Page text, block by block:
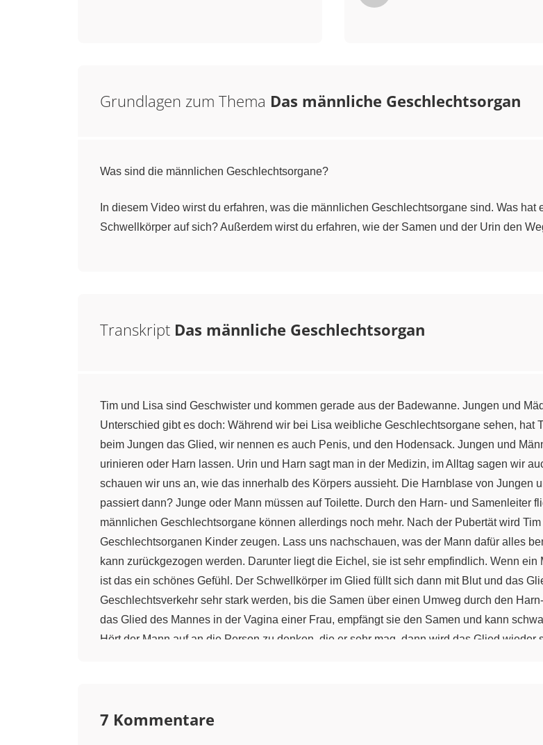
Grundlagen zum Thema Das männliche Geschlechtsorgan
Was sind die männlichen Geschlechtsorgane?
In diesem Video wirst du erfahren, was die männlichen Geschlechtsorgane sind. Was
Schwellkörper auf sich? Außerdem wirst du erfahren, wie der Samen und der Urin den
Transkript Das männliche Geschlechtsorgan
Tim und Lisa sind Geschwister und kommen gerade aus der Badewanne. Jungen und
Unterschied gibt es doch: Während wir bei Lisa weibliche Geschlechtsorgane sehen, hat
beim Jungen das Glied, wir nennen es auch Penis, und den Hodensack. Jungen und
urinieren oder Harn lassen. Urin und Harn sagt man in der Medizin, im Alltag sagen wir
schauen wir uns an, wie das innerhalb des Körpers aussieht. Die Harnblase von Jungen
passiert dann? Junge oder Mann müssen auf Toilette. Durch den Harn- und Samenleiter
männlichen Geschlechtsorgane können allerdings noch mehr. Nach der Pubertät wird
Geschlechtsorganen Kinder zeugen. Lass uns nachschauen, was der Mann dafür alles
kann zurückgezogen werden. Darunter liegt die Eichel, sie ist sehr empfindlich. Wenn
ist das ein schönes Gefühl. Der Schwellkörper im Glied füllt sich dann mit Blut und das
Geschlechtsverkehr sehr stark werden, bis die Samen über einen Umweg durch den
das Glied des Mannes in der Vagina einer Frau, empfängt sie den Samen und kann
Hört der Mann auf an die Person zu denken, die er sehr mag, dann wird das Glied
Schwellkörper. Im Glied befindet sich der Harn- und Samenleiter. Der Hodensack
7 Kommentare